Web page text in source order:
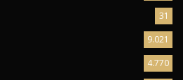
31
9.021
4.770